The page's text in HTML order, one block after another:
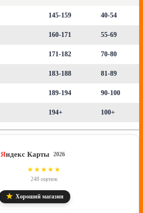
145-159 40-54
160-171 55-69
171-182 70-80
183-188 81-89
189-194 90-100
194+ 100+
Яндекс Карты 2026
★★★★★
248 оценок
★ Хороший магазин